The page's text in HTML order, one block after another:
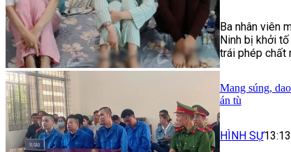
Ba nhân viên
Ninh bị khởi
trái phép chất
Mang súng,
án tù
HÌNH SỰ13:13